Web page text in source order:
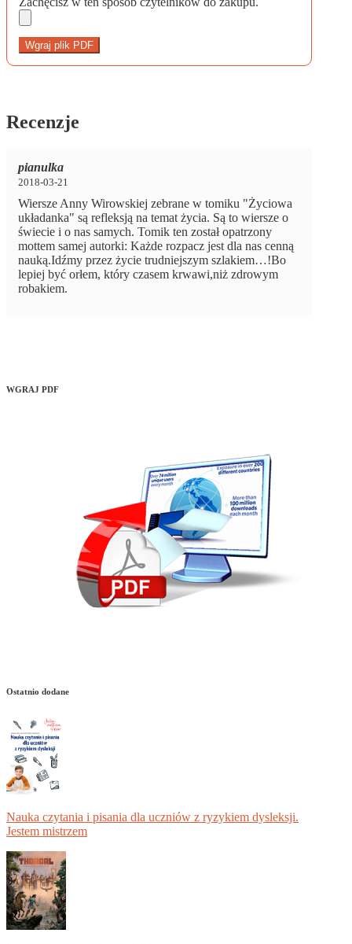
Wgraj plik PDF
Recenzje
pianulka
2018-03-21
Wiersze Anny Wirowskiej zebrane w tomiku "Życiowa
układanka" są refleksją na temat życia. Są to wiersze o
świecie i o nas samych. Tomik ten został opatrzony
mottem samej autorki: Każde rozpacz jest dla nas cenną
nauką.Idźmy przez życie trudniejszym szlakiem…!Bo
lepiej być orłem, który czasem krwawi,niż zdrowym
robakiem.
WGRAJ PDF
Ostatnio dodane
Nauka czytania i pisania dla uczniów z ryzykiem dysleksji.
Jestem mistrzem